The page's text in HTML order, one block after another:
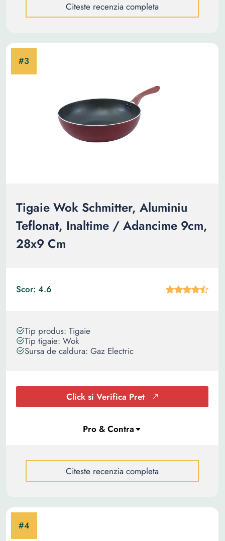
Citeste recenzia completa
Tigaie Wok Schmitter, Aluminiu
Teflonat, Inaltime / Adancime 9cm,
28x9 Cm
Scor: 4.6
Tip produs: Tigaie
Tip tigaie: Wok
Sursa de caldura: Gaz Electric
Click si Verifica Pret
Citeste recenzia completa